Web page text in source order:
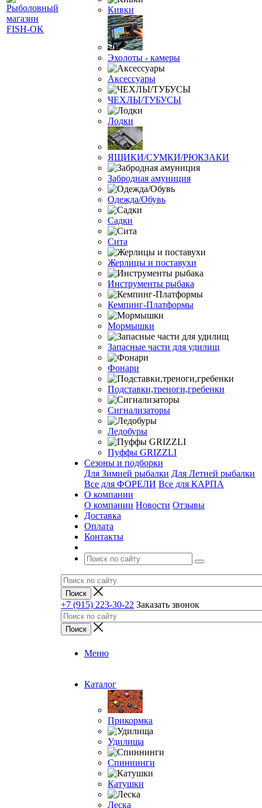
Кивки
Эхолоты - камеры
Аксессуары
ЧЕХЛЫ/ТУБУСЫ
Лодки
ЯЩИКИ/СУМКИ/РЮКЗАКИ
Забродная амуниция
Одежда/Обувь
Садки
Сита
Жерлицы и поставухи
Инструменты рыбака
Кемпинг-Платформы
Мормышки
Запасные части для удилищ
Фонари
Подставки,треноги,гребенки
Сигнализаторы
Ледобуры
Пуффы GRIZZLI
Сезоны и подборки
Для Зимней рыбалки Для Летней рыбалки
Все для ФОРЕЛИ Все для КАРПА
О компании
О компании Новости Отзывы
Доставка
Оплата
Контакты
+7 (915) 223-30-22 Заказать звонок
Меню
Каталог
Прикормка
Удилища
Спиннинги
Катушки
Леска